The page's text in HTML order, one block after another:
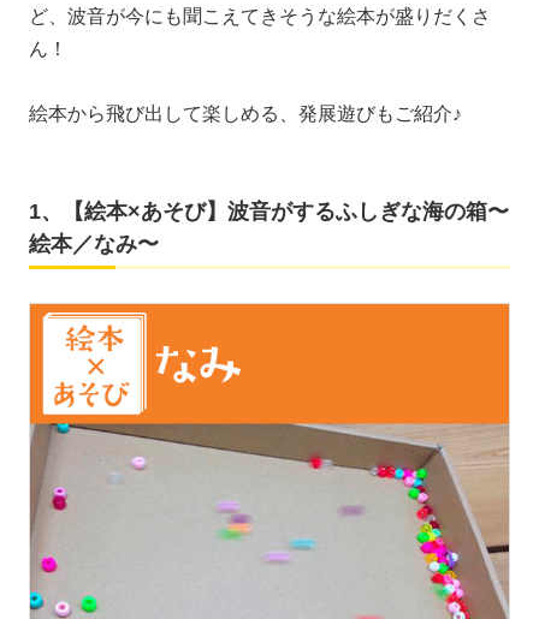
ど、波音が今にも聞こえてきそうな絵本が盛りだくさ
ん！
絵本から飛び出して楽しめる、発展遊びもご紹介♪
1、【絵本×あそび】波音がするふしぎな海の箱〜
絵本／なみ〜